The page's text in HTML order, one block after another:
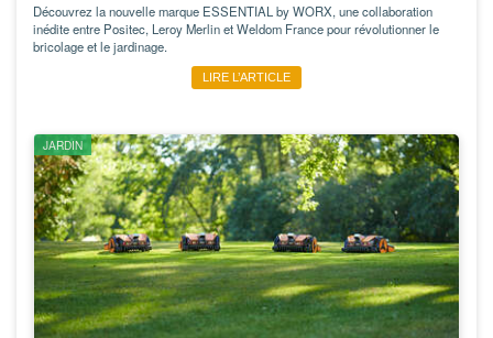
Découvrez la nouvelle marque ESSENTIAL by WORX, une collaboration
inédite entre Positec, Leroy Merlin et Weldom France pour révolutionner le
bricolage et le jardinage.
LIRE L’ARTICLE
JARDIN